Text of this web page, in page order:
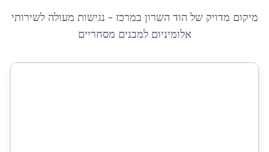
מיקום מדויק של הוד השרון במרכז - נגישות מעולה לשירותי
אלומיניום למבנים מסחריים